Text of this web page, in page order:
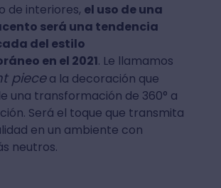
de interiores, el uso de una
será una tendencia
del estilo
en el 2021. Le llamamos
piecea la decoración que
una transformación de 360° a
Será el toque que transmita
en un ambiente con
neutros.